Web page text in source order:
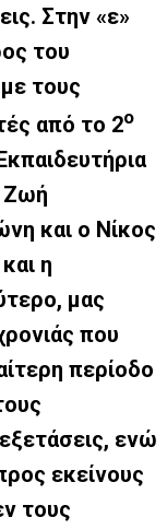
Στην «ε»
του
τους
από το 2ο
Ζωή
και ο Νίκος
η
μας
που
περίοδο
ενώ
εκείνους
τους